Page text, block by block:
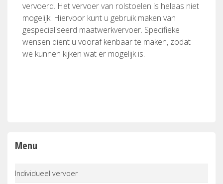
vervoerd. Het vervoer van rolstoelen is helaas niet
mogelijk. Hiervoor kunt u gebruik maken van
gespecialiseerd maatwerkvervoer. Specifieke
wensen dient u vooraf kenbaar te maken, zodat
we kunnen kijken wat er mogelijk is.
Menu
Individueel vervoer